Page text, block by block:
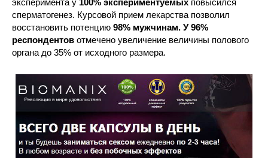
эксперимента у 100% экспериментуемых повысился
сперматогенез. Курсовой прием лекарства позволил
восстановить потенцию 98% мужчинам. У 96%
респондентов отмечено увеличение величины полового
органа до 35% от исходного размера.